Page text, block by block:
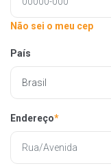
Não sei o meu cep
País
Endereço*